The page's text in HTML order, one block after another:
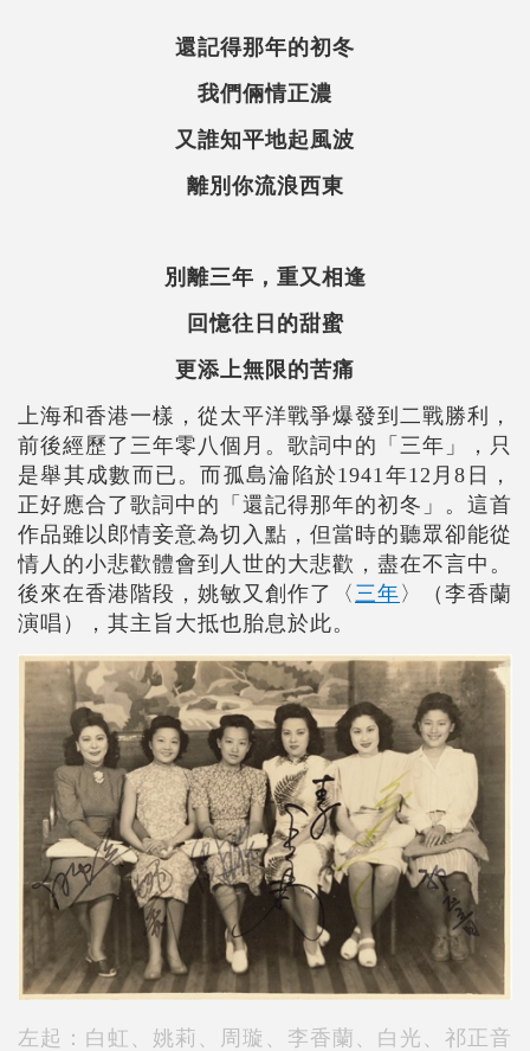
還記得那年的初冬
我們倆情正濃
又誰知平地起風波
離別你流浪西東
別離三年，重又相逢
回憶往日的甜蜜
更添上無限的苦痛
上海和香港一樣，從太平洋戰爭爆發到二戰勝利，
前後經歷了三年零八個月。歌詞中的「三年」，只
是舉其成數而已。而孤島淪陷於1941年12月8日，
正好應合了歌詞中的「還記得那年的初冬」。這首
作品雖以郎情妾意為切入點，但當時的聽眾卻能從
情人的小悲歡體會到人世的大悲歡，盡在不言中。
後來在香港階段，姚敏又創作了〈 三年〉（李香蘭
演唱），其主旨大抵也胎息於此。
左起：白虹、姚莉、周璇、李香蘭、白光、祁正音